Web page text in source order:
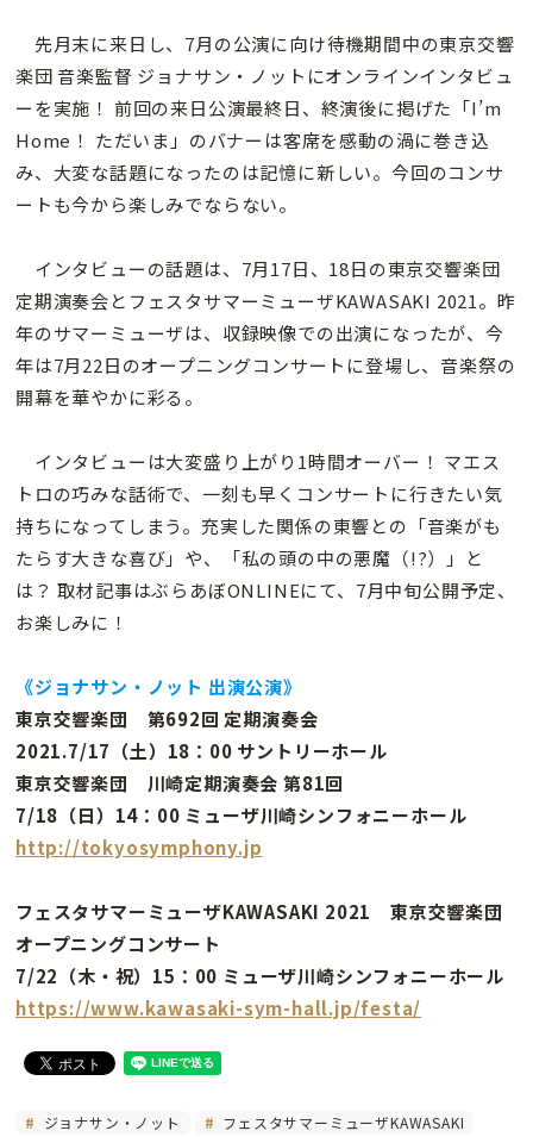
先月末に来日し、7月の公演に向け待機期間中の東京交響
楽団 音楽監督 ジョナサン・ノットにオンラインインタビュ
ーを実施！ 前回の来日公演最終日、終演後に掲げた「I’m
Home！ ただいま」のバナーは客席を感動の渦に巻き込
み、大変な話題になったのは記憶に新しい。今回のコンサ
ートも今から楽しみでならない。
インタビューの話題は、7月17日、18日の東京交響楽団
定期演奏会とフェスタサマーミューザKAWASAKI 2021。昨
年のサマーミューザは、収録映像での出演になったが、今
年は7月22日のオープニングコンサートに登場し、音楽祭の
開幕を華やかに彩る。
インタビューは大変盛り上がり1時間オーバー！ マエス
トロの巧みな話術で、一刻も早くコンサートに行きたい気
持ちになってしまう。充実した関係の東響との「音楽がも
たらす大きな喜び」や、「私の頭の中の悪魔（!?）」と
は？ 取材記事はぶらあぼONLINEにて、7月中旬公開予定、
お楽しみに！
《ジョナサン・ノット 出演公演》
東京交響楽団 第692回 定期演奏会
2021.7/17（土）18：00 サントリーホール
東京交響楽団 川崎定期演奏会 第81回
7/18（日）14：00 ミューザ川崎シンフォニーホール
http://tokyosymphony.jp
フェスタサマーミューザKAWASAKI 2021 東京交響楽団
オープニングコンサート
7/22（木・祝）15：00 ミューザ川崎シンフォニーホール
https://www.kawasaki-sym-hall.jp/festa/
ジョナサン・ノット
フェスタサマーミューザKAWASAKI